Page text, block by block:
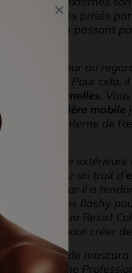
×
sont très prisés
crease en passant
la profondeur au
» des yeux. Pour cela,
les
prunelles.
sur la
paupière mobile
le coin interne de
sur la partie extérieure
Enfin, tracez un trait d’
le noir car il a
sur des teintes flashy
liquide Aqua Resist
intenses pour créer
une couche de
des yeux. The